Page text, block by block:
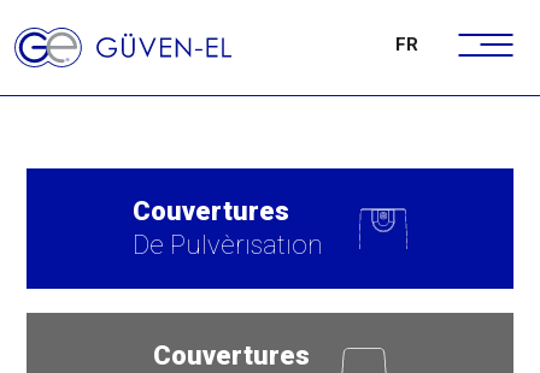
FR
Couvertures
De Pulvèrısatıon
Couvertures